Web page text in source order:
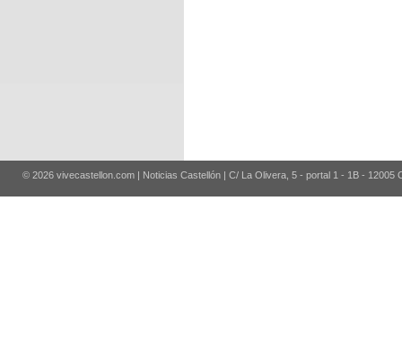
© 2026 vivecastellon.com | Noticias Castellón | C/ La Olivera, 5 - portal 1 - 1B - 12005